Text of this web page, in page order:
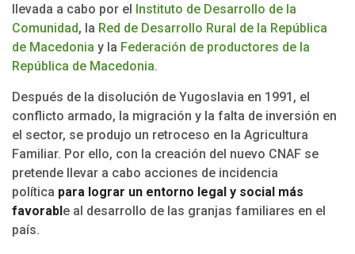
llevada a cabo por el Instituto de Desarrollo de la
Comunidad, la Red de Desarrollo Rural de la República
de Macedonia y la Federación de productores de la
República de Macedonia.
Después de la disolución de Yugoslavia en 1991, el
conflicto armado, la migración y la falta de inversión en
el sector, se produjo un retroceso en la Agricultura
Familiar. Por ello, con la creación del nuevo CNAF se
pretende llevar a cabo acciones de incidencia
política para lograr un entorno legal y social más
favorable al desarrollo de las granjas familiares en el
país.